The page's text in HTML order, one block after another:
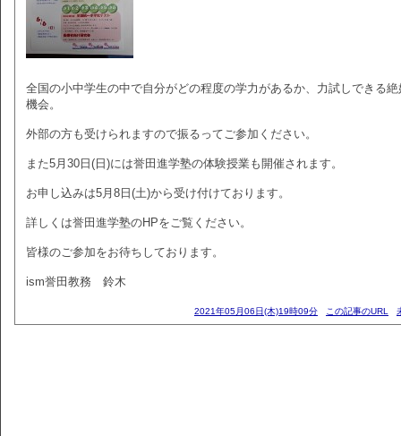
全国の小中学生の中で自分がどの程度の学力があるか、力試しできる絶
機会。
外部の方も受けられますので振るってご参加ください。
また5月30日(日)には誉田進学塾の体験授業も開催されます。
お申し込みは5月8日(土)から受け付けております。
詳しくは誉田進学塾のHPをご覧ください。
皆様のご参加をお待ちしております。
ism誉田教務 鈴木
2021年05月06日(木)19時09分 この記事のURL